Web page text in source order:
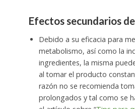
Efectos secundarios
Debido a su eficacia para
metabolismo, así como la
ingredientes, la misma
al tomar el producto
razón no se recomienda
prolongados y tal como se